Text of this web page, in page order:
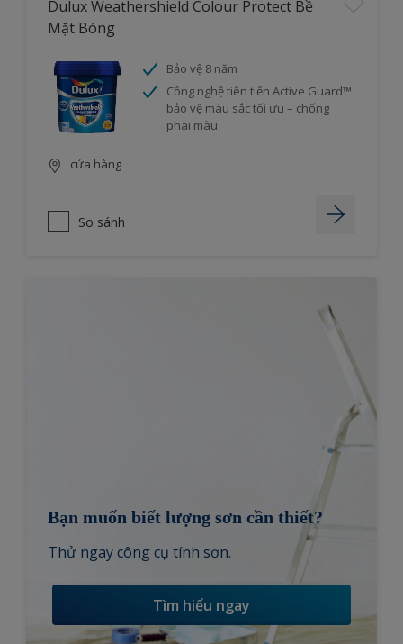
Dulux Weathershield Colour Protect Bề
Mặt Bóng
Bảo vệ 8 năm
Công nghệ tiên tiến Active Guard™
bảo vệ màu sắc tối ưu – chống
phai màu
cửa hàng
So sánh
Bạn muốn biết lượng sơn cần thiết?
Thử ngay công cụ tính sơn.
Tìm hiểu ngay